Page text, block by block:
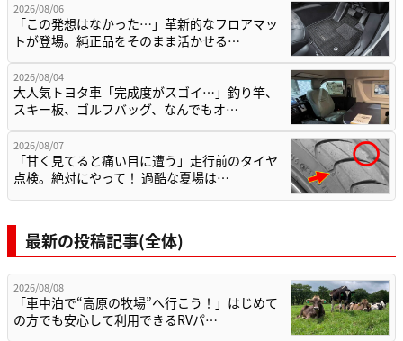
2026/08/06
「この発想はなかった…」革新的なフロアマッ
トが登場。純正品をそのまま活かせる…
2026/08/04
大人気トヨタ車「完成度がスゴイ…」釣り竿、
スキー板、ゴルフバッグ、なんでもオ…
2026/08/07
「甘く見てると痛い目に遭う」走行前のタイヤ
点検。絶対にやって！ 過酷な夏場は…
最新の投稿記事(全体)
2026/08/08
「車中泊で“高原の牧場”へ行こう！」はじめて
の方でも安心して利用できるRVパ…